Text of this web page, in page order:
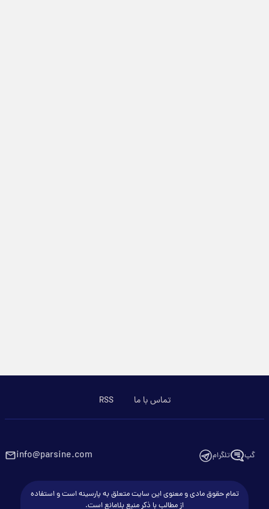
تماس با ما RSS
گپ تلگرام info@parsine.com
تمام حقوق مادی و معنوی این سایت متعلق به پارسینه است و استفاده
از مطالب با ذکر منبع بلامانع است.